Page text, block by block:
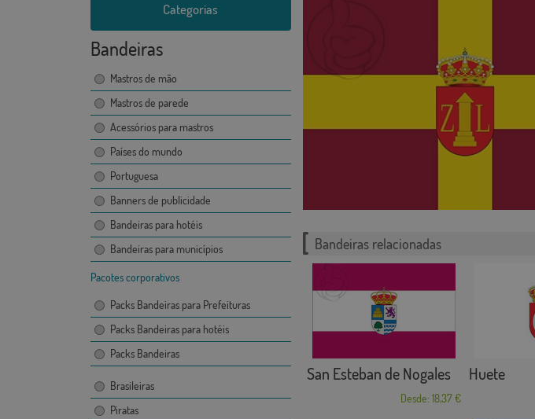
Categorias
Bandeiras
Mastros de mão
Mastros de parede
Acessórios para mastros
Países do mundo
Portuguesa
Banners de publicidade
Bandeiras para hotéis
Bandeiras para municípios
Pacotes corporativos
Packs Bandeiras para Prefeituras
Packs Bandeiras para hotéis
Packs Bandeiras
Brasileiras
Piratas
Bandeiras relacionadas
San Esteban de Nogales
Desde: 18,37 €
Huete